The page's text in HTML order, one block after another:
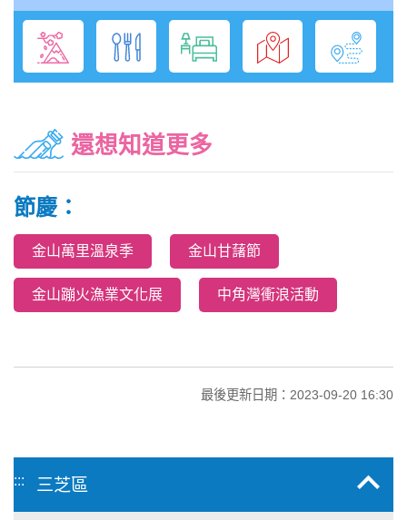
還想知道更多
節慶：
金山萬里溫泉季 金山甘藷節
金山蹦火漁業文化展 中角灣衝浪活動
最後更新日期：2023-09-20 16:30
::: 三芝區